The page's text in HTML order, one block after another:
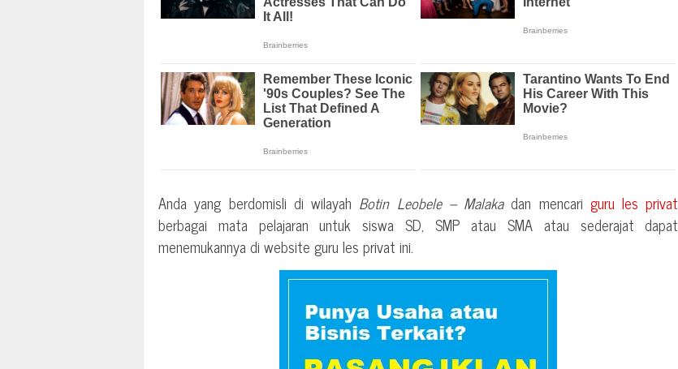
Anda yang berdomisli di wilayah Botin Leobele – Malakadan mencari guru les privat
berbagai mata pelajaran untuk siswa SD, SMP atau SMA atau sederajat dapat
menemukannya di website guru les privat ini.